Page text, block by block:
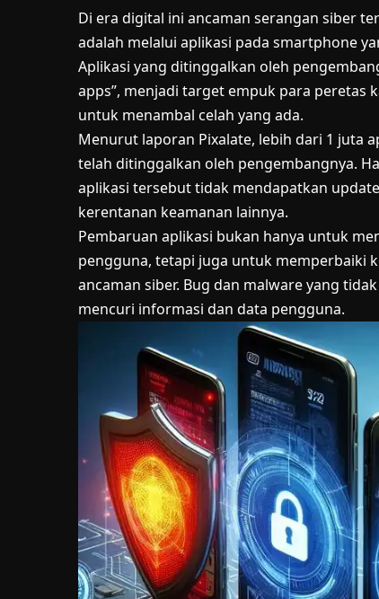
Di era digital ini ancaman serangan siber
adalah melalui aplikasi pada smartphone
Aplikasi yang ditinggalkan oleh
apps”, menjadi target empuk para peretas
untuk menambal celah yang ada.
Menurut laporan Pixalate, lebih dari 1 juta
telah ditinggalkan oleh pengembangnya.
aplikasi tersebut tidak mendapatkan
kerentanan keamanan lainnya.
Pembaruan aplikasi bukan hanya untuk
pengguna, tetapi juga untuk memperbaiki
ancaman siber. Bug dan malware yang
mencuri informasi dan data pengguna.